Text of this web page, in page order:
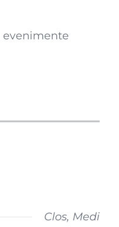
evenimente
Clos, Medi